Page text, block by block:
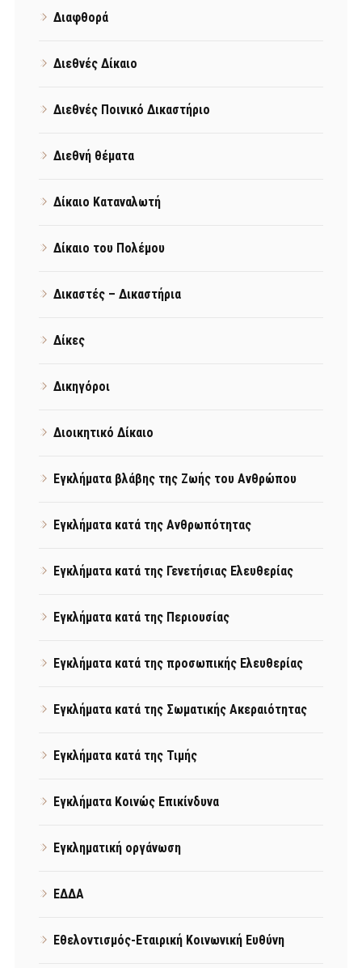
Διαφθορά
Διεθνές Δίκαιο
Διεθνές Ποινικό Δικαστήριο
Διεθνή θέματα
Δίκαιο Καταναλωτή
Δίκαιο του Πολέμου
Δικαστές – Δικαστήρια
Δίκες
Δικηγόροι
Διοικητικό Δίκαιο
Εγκλήματα βλάβης της Ζωής του Ανθρώπου
Εγκλήματα κατά της Ανθρωπότητας
Εγκλήματα κατά της Γενετήσιας Ελευθερίας
Εγκλήματα κατά της Περιουσίας
Εγκλήματα κατά της προσωπικής Ελευθερίας
Εγκλήματα κατά της Σωματικής Ακεραιότητας
Εγκλήματα κατά της Τιμής
Εγκλήματα Κοινώς Επικίνδυνα
Εγκληματική οργάνωση
ΕΔΔΑ
Εθελοντισμός-Εταιρική Κοινωνική Ευθύνη